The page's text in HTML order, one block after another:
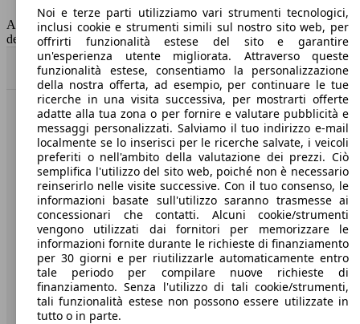
Capacità del serbatoio
93 l
AutoScout24 non si assume alcuna responsabilità per la correttezza
dei dati.
Torna su
Benvenuti su AutoScout24, il mercato auto europeo.
Società
A proposito di AutoScout24
Stampa
Media
Condizioni generali
Informazioni
Noi e terze parti utilizziamo vari strumenti tecnologici,
inclusi cookie e strumenti simili sul nostro sito web, per
offrirti funzionalità estese del sito e garantire
un'esperienza utente migliorata. Attraverso queste
funzionalità estese, consentiamo la personalizzazione
della nostra offerta, ad esempio, per continuare le tue
ricerche in una visita successiva, per mostrarti offerte
adatte alla tua zona o per fornire e valutare pubblicità e
messaggi personalizzati. Salviamo il tuo indirizzo e-mail
localmente se lo inserisci per le ricerche salvate, i veicoli
preferiti o nell'ambito della valutazione dei prezzi. Ciò
semplifica l'utilizzo del sito web, poiché non è necessario
reinserirlo nelle visite successive. Con il tuo consenso, le
informazioni basate sull'utilizzo saranno trasmesse ai
concessionari che contatti. Alcuni cookie/strumenti
vengono utilizzati dai fornitori per memorizzare le
informazioni fornite durante le richieste di finanziamento
per 30 giorni e per riutilizzarle automaticamente entro
tale periodo per compilare nuove richieste di
finanziamento. Senza l'utilizzo di tali cookie/strumenti,
tali funzionalità estese non possono essere utilizzate in
tutto o in parte.